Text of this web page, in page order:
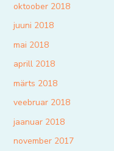
oktoober 2018
juuni 2018
mai 2018
aprill 2018
märts 2018
veebruar 2018
jaanuar 2018
november 2017